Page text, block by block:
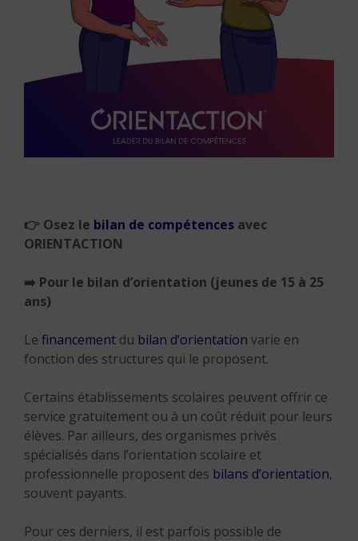
👉 Osez le bilan de compétences avec
ORIENTACTION
➡️ Pour le bilan d’orientation (jeunes de 15 à 25
ans)
Le financement du bilan d’orientation varie en
fonction des structures qui le proposent.
Certains établissements scolaires peuvent offrir ce
service gratuitement ou à un coût réduit pour leurs
élèves. Par ailleurs, des organismes privés
spécialisés dans l’orientation scolaire et
professionnelle proposent des bilans d’orientation,
souvent payants.
Pour ces derniers, il est parfois possible de